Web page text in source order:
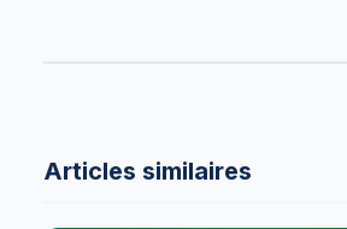
Articles similaires